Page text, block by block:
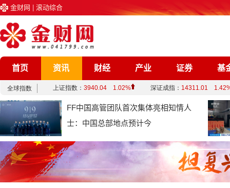
金财网 滚动综合
首页 资讯 财经 产业 证券 基
企业 文化 娱乐
综合
FF中国高管团队首次集体亮相知情人
士：中国总部地点预计今